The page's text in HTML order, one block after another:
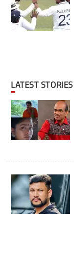
LATEST STORIES